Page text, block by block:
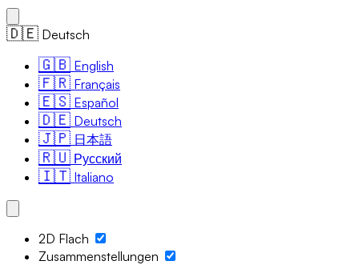
🇩🇪 Deutsch
🇬🇧 English
🇫🇷 Français
🇪🇸 Español
🇩🇪 Deutsch
🇯🇵 日本語
🇷🇺 Русский
🇮🇹 Italiano
2D Flach
Zusammenstellungen